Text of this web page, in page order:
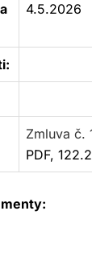
4.5.2026
Zmluva č.
PDF,